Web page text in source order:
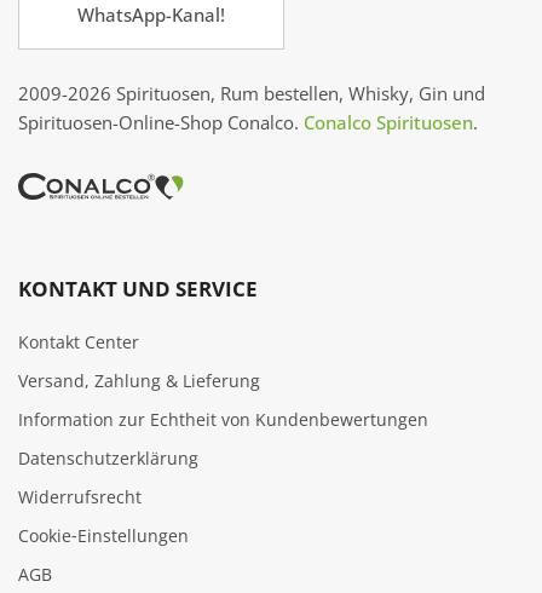
WhatsApp-Kanal!
2009-2026 Spirituosen, Rum bestellen, Whisky, Gin und
Spirituosen-Online-Shop Conalco. Conalco Spirituosen.
KONTAKT UND SERVICE
Kontakt Center
Versand, Zahlung & Lieferung
Information zur Echtheit von Kundenbewertungen
Datenschutzerklärung
Widerrufsrecht
Cookie‑Einstellungen
AGB